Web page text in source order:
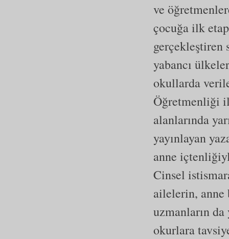
ve
çocuğa ilk
gerçekleştiren
yabancı
okullarda
Öğretmenliği
alanlarında
yayınlayan
anne
Cinsel
ailelerin, anne
uzmanların
okurlara